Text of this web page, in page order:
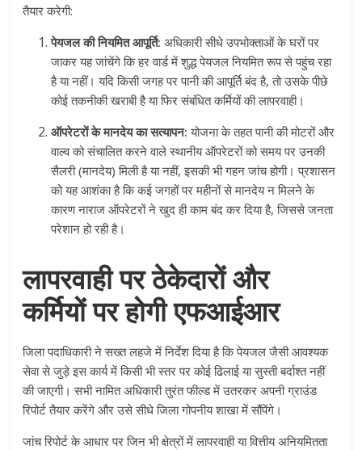
तैयार करेगी:
पेयजल की नियमित आपूर्ति: अधिकारी सीधे उपभोक्ताओं के घरों पर
जाकर यह जांचेंगे कि हर वार्ड में शुद्ध पेयजल नियमित रूप से पहुंच रहा
है या नहीं। यदि किसी जगह पर पानी की आपूर्ति बंद है, तो उसके पीछे
कोई तकनीकी खराबी है या फिर संबंधित कर्मियों की लापरवाही।
ऑपरेटरों के मानदेय का सत्यापन: योजना के तहत पानी की मोटरों और
वाल्व को संचालित करने वाले स्थानीय ऑपरेटरों को समय पर उनकी
सैलरी (मानदेय) मिली है या नहीं, इसकी भी गहन जांच होगी। प्रशासन
को यह आशंका है कि कई जगहों पर महीनों से मानदेय न मिलने के
कारण नाराज ऑपरेटरों ने खुद ही काम बंद कर दिया है, जिससे जनता
परेशान हो रही है।
लापरवाही पर ठेकेदारों और
कर्मियों पर होगी एफआईआर
जिला पदाधिकारी ने सख्त लहजे में निर्देश दिया है कि पेयजल जैसी आवश्यक
सेवा से जुड़े इस कार्य में किसी भी स्तर पर कोई ढिलाई या सुस्ती बर्दाश्त नहीं
की जाएगी। सभी नामित अधिकारी तुरंत फील्ड में उतरकर अपनी ग्राउंड
रिपोर्ट तैयार करेंगे और उसे सीधे जिला गोपनीय शाखा में सौंपेंगे।
जांच रिपोर्ट के आधार पर जिन भी क्षेत्रों में लापरवाही या वित्तीय अनियमितता